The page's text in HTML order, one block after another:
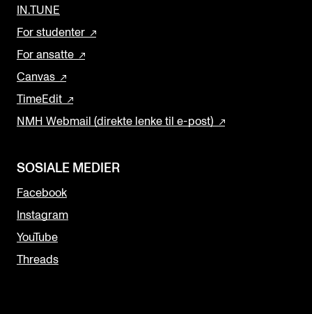
IN.TUNE
For studenter
For ansatte
Canvas
TimeEdit
NMH Webmail (direkte lenke til e-post)
SOSIALE MEDIER
Facebook
Instagram
YouTube
Threads